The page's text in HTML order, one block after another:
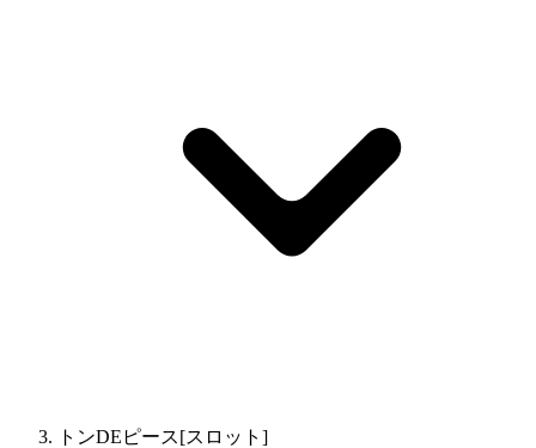
トンDEピース[スロット]